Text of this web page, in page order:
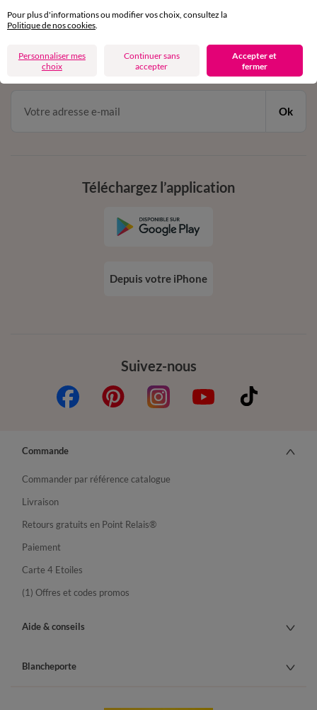
11€ Offerts
en vous inscrivant à la newsletter
dès 20€ d’achat
conditions dans votre email de confirmation
Ok
Suivez-nous
Téléchargez l’application
Depuis votre iPhone
Commande
Commander par référence catalogue
Livraison
Retours gratuits en Point Relais®
Paiement
Carte 4 Etoiles
(1) Offres et codes promos
Aide & conseils
Blancheporte
Pour plus d'informations ou modifier vos choix, consultez la
Politique de nos cookies.
Personnaliser mes
choix
Continuer sans
accepter
Accepter et
fermer